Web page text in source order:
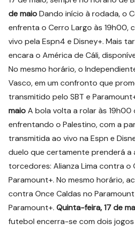
de maioDando início à rodada, o
enfrenta o Cerro Largo às 19h00,
vivo pela Espn4 e Disney+. Mais
encara o América de Cáli,
No mesmo horário, o
Vasco, em um confronto que
transmitido pelo SBT e
maioA bola volta a rolar às 19h00
enfrentando o Palestino, com a
transmitida ao vivo na Espn e
duelo que certamente prenderá a
torcedores: Alianza Lima contra o
Paramount+. No mesmo horário,
contra Once Caldas no
Paramount+.Quinta-feira, 17 de
futebol encerra-se com dois jogos